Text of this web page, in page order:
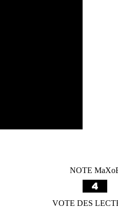
NOTE
VOTE DES